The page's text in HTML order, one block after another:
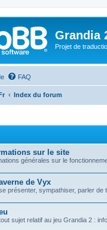
Grandia
Projet de
FAQ
Index du forum
sur le site
générales sur le
de Vyx
présenter, sympathiser, parler de
sujet relatif au jeu Grandia 2 :